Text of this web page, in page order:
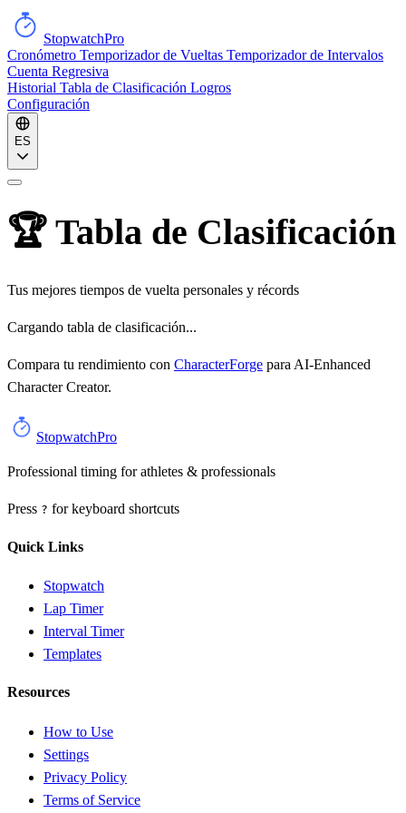
StopwatchPro
Cronómetro Temporizador de Vueltas Temporizador de Intervalos
Cuenta Regresiva
Historial Tabla de Clasificación Logros
Configuración
ES
🏆 Tabla de Clasificación
Tus mejores tiempos de vuelta personales y récords
Cargando tabla de clasificación...
Compara tu rendimiento con CharacterForge para AI-Enhanced
Character Creator.
StopwatchPro
Professional timing for athletes & professionals
Press ? for keyboard shortcuts
Quick Links
Stopwatch
Lap Timer
Interval Timer
Templates
Resources
How to Use
Settings
Privacy Policy
Terms of Service